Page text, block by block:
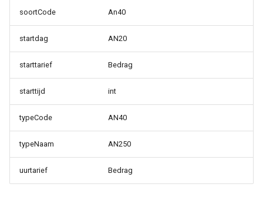
soortCode An40
startdag AN20
starttarief Bedrag
starttijd int
typeCode AN40
typeNaam AN250
uurtarief Bedrag